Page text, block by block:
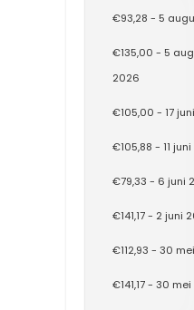
€93,28 - 5
€135,00 - 5
2026
€105,00 - 17
€105,88 - 11
€79,33 - 6 juni
€141,17 - 2 juni
€112,93 - 30
€141,17 - 30